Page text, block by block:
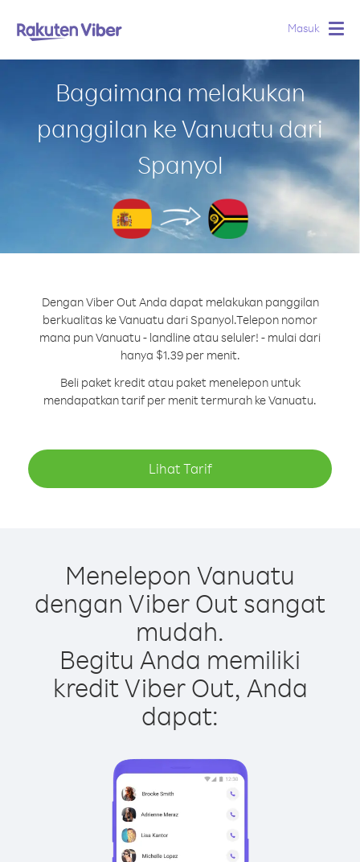
Masuk
Bagaimana melakukan
panggilan ke Vanuatu dari
Spanyol
Dengan Viber Out Anda dapat melakukan panggilan
berkualitas ke Vanuatu dari Spanyol.Telepon nomor
mana pun Vanuatu - landline atau seluler! - mulai dari
hanya $1.39 per menit.
Beli paket kredit atau paket menelepon untuk
mendapatkan tarif per menit termurah ke Vanuatu.
Lihat Tarif
Menelepon Vanuatu
dengan Viber Out sangat
mudah.
Begitu Anda memiliki
kredit Viber Out, Anda
dapat: